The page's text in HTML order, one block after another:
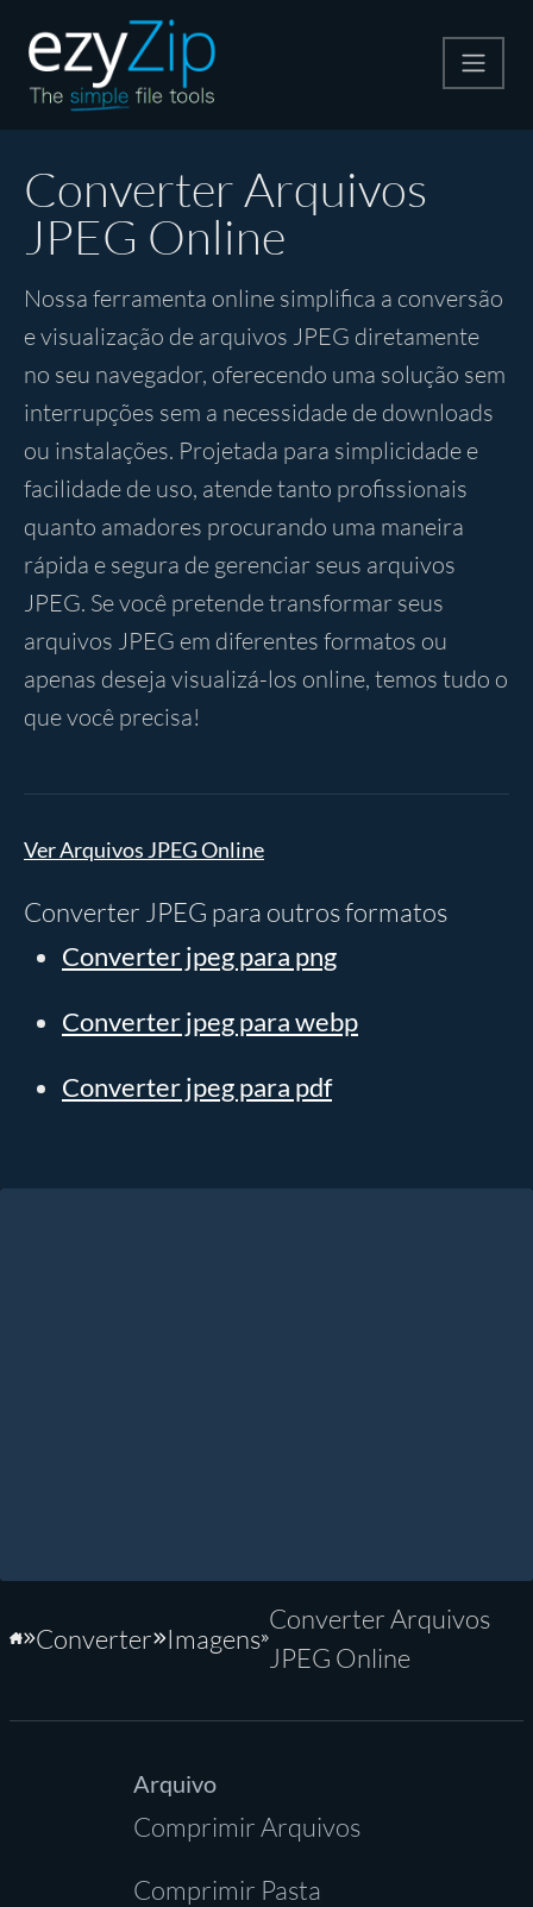
Descompactar
Converter
Outras Ferramentas
Converter Arquivos
JPEG Online
Nossa ferramenta online simplifica a conversão
e visualização de arquivos JPEG diretamente
no seu navegador, oferecendo uma solução sem
interrupções sem a necessidade de downloads
ou instalações. Projetada para simplicidade e
facilidade de uso, atende tanto profissionais
quanto amadores procurando uma maneira
rápida e segura de gerenciar seus arquivos
JPEG. Se você pretende transformar seus
arquivos JPEG em diferentes formatos ou
apenas deseja visualizá-los online, temos tudo o
que você precisa!
Ver Arquivos JPEG Online
Converter JPEG para outros formatos
Converter jpeg para png
Converter jpeg para webp
Converter jpeg para pdf
Início
Converter Imagens
Converter Arquivos
JPEG Online
Arquivo
Comprimir Arquivos
Comprimir Pasta